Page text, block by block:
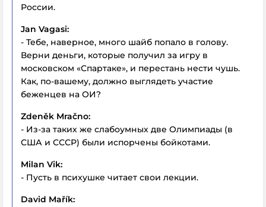
России.
Jan Vagasi:
- Тебе, наверное, много шайб попало в голову.
Верни деньги, которые получил за игру в
московском «Спартаке», и перестань нести чушь.
Как, по-вашему, должно выглядеть участие
беженцев на ОИ?
Zdeněk Mračno:
- Из-за таких же слабоумных две Олимпиады (в
США и СССР) были испорчены бойкотами.
Milan Vik:
- Пусть в психушке читает свои лекции.
David Mařík: